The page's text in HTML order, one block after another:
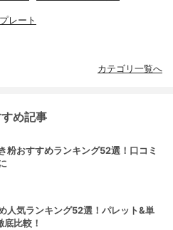
レート
カテゴリ一覧へ
め記事
粉おすすめランキング52選！口コミ
人気ランキング52選！パレット&単
比較！